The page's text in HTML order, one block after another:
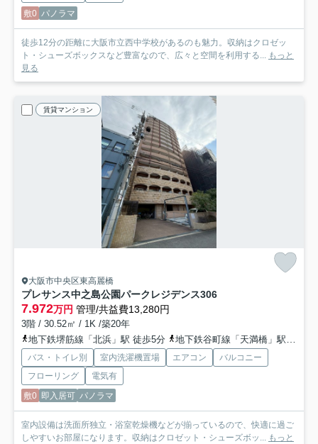
敷0 パノラマ
徒歩12分の距離に大阪市立西中学校があるのも魅力。収納はクロゼッ
ト・シューズボックスなど豊富なので、広々と空間を利用する... もっと
見る
賃貸マンション
大阪市中央区東高麗橋
プレサンス中之島公園パークレジデンス306
7.972万円 管理/共益費13,280円
3階 / 30.52㎡ / 1K /築20年
地下鉄堺筋線「北浜」駅 徒歩5分
地下鉄谷町線「天満橋」駅 徒歩7分
バス・トイレ別 室内洗濯機置場 エアコン
バルコニー
フローリング
電気有
敷0 即入居可 パノラマ
室内設備は洗面所独立・浴室乾燥機などが揃っているので、快適に過ご
しやすいお部屋になります。収納はクロゼット・シューズボッ... もっと